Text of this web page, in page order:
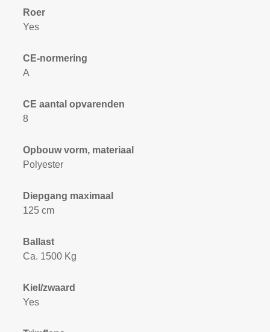
Roer
Yes
CE-normering
A
CE aantal opvarenden
8
Opbouw vorm, materiaal
Polyester
Diepgang maximaal
125 cm
Ballast
Ca. 1500 Kg
Kiel/zwaard
Yes